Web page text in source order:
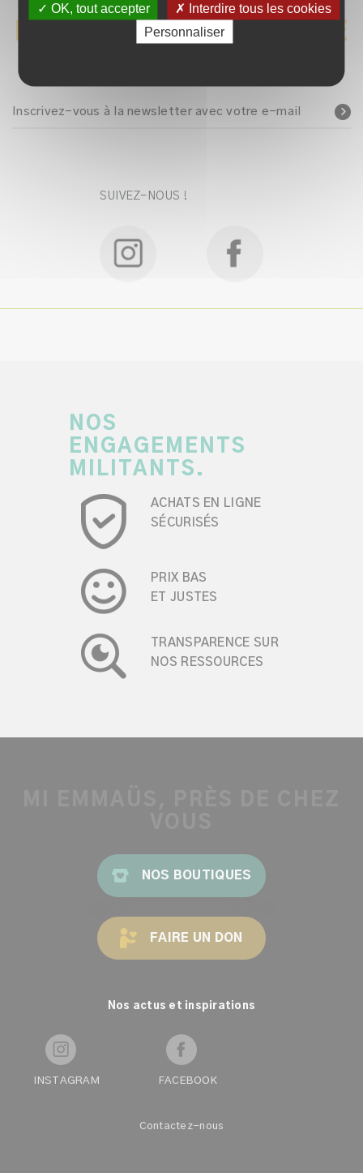
NE MANQUEZ AUCUNE
Inscrivez-vous à la newsletter avec votre e-mail
SUIVEZ-NOUS !
NOS
ENGAGEMENTS
MILITANTS.
ACHATS EN LIGNE
SÉCURISÉS
PRIX BAS
ET JUSTES
TRANSPARENCE SUR
NOS RESSOURCES
Contactez-nous
NOS BOUTIQUES
FAIRE UN DON
Nos actus et inspirations
INSTAGRAM FACEBOOK
✓ OK, tout accepter
✗ Interdire tous les cookies
Personnaliser